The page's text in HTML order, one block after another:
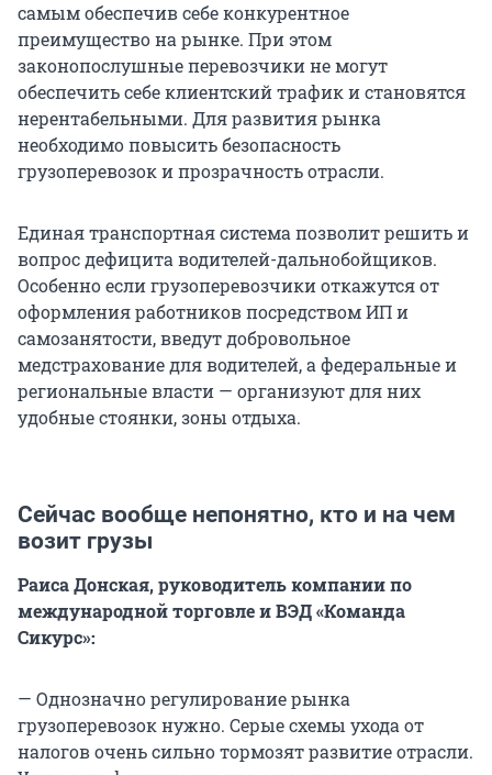
самым обеспечив себе конкурентное
преимущество на рынке. При этом
законопослушные перевозчики не могут
обеспечить себе клиентский трафик и становятся
нерентабельными. Для развития рынка
необходимо повысить безопасность
грузоперевозок и прозрачность отрасли.
Единая транспортная система позволит решить и
вопрос дефицита водителей-дальнобойщиков.
Особенно если грузоперевозчики откажутся от
оформления работников посредством ИП и
самозанятости, введут добровольное
медстрахование для водителей, а федеральные и
региональные власти — организуют для них
удобные стоянки, зоны отдыха.
Сейчас вообще непонятно, кто и на чем
возит грузы
Раиса Донская, руководитель компании по
международной торговле и ВЭД «Команда
Сикурс»:
— Однозначно регулирование рынка
грузоперевозок нужно. Серые схемы ухода от
налогов очень сильно тормозят развитие отрасли.